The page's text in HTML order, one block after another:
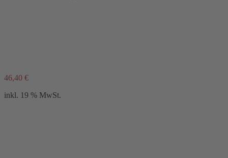
46,40 €
inkl. 19 % MwSt.